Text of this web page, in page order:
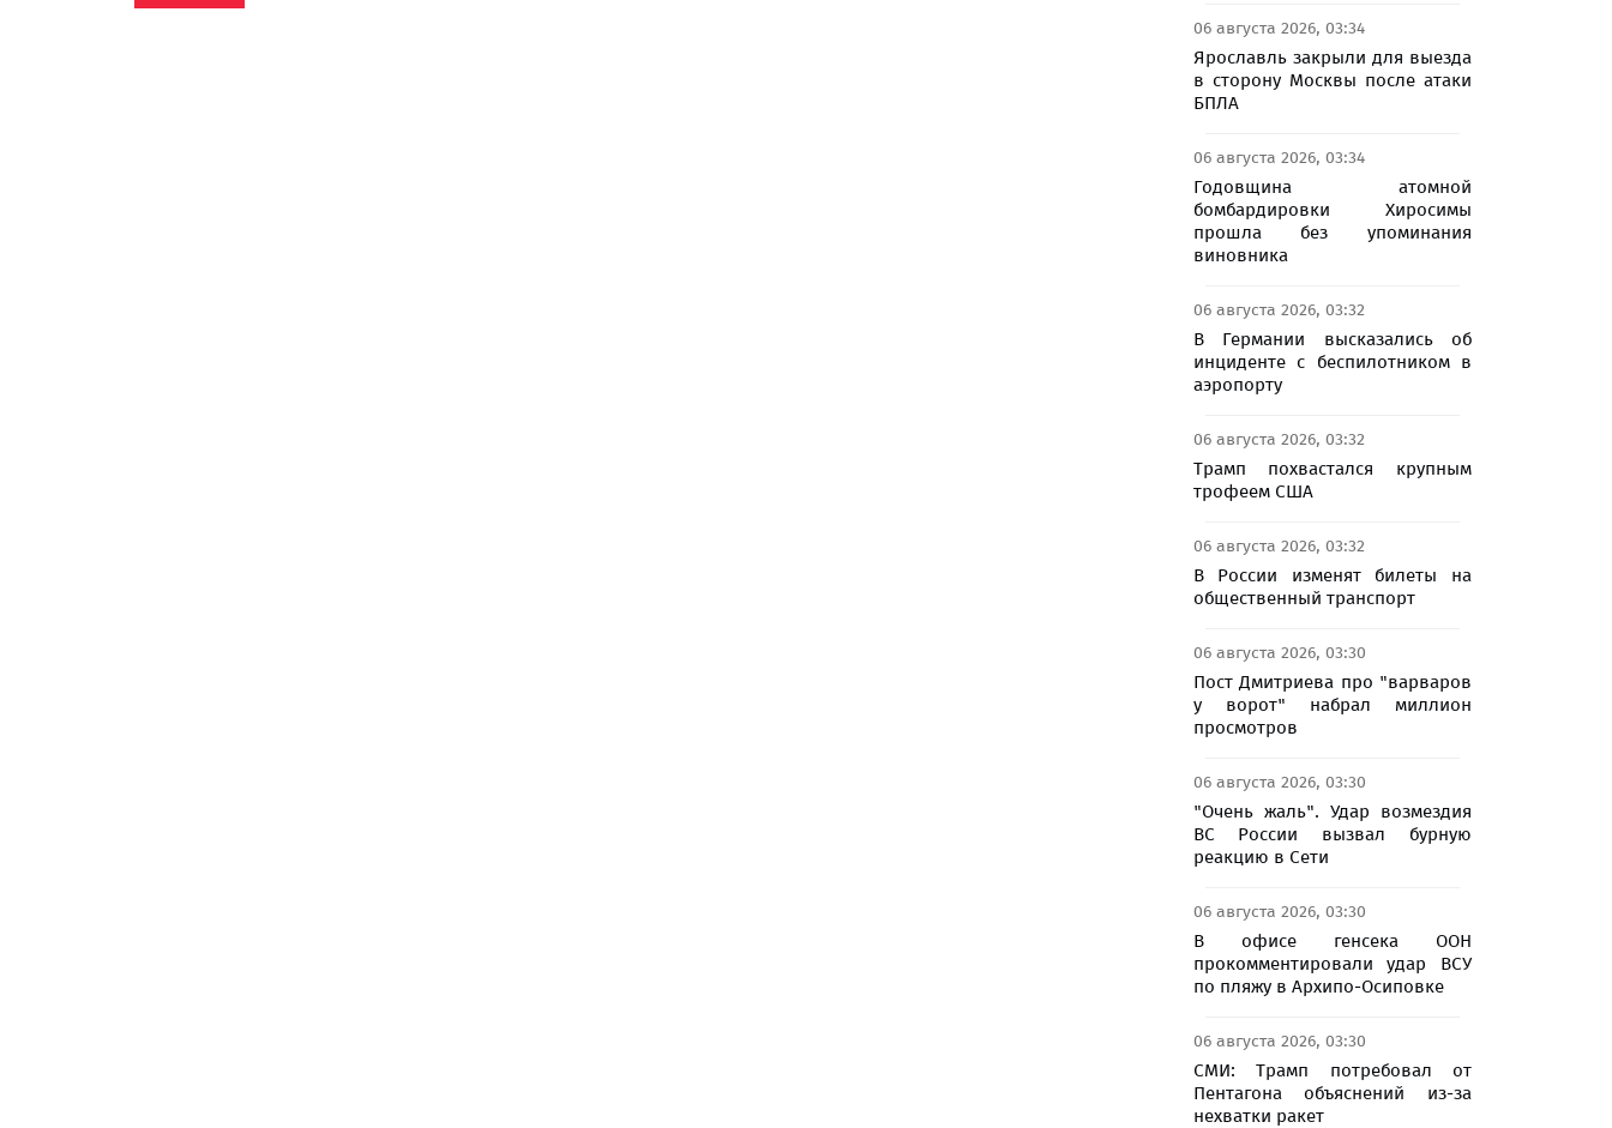
06 августа 2026, 03:34
Ярославль закрыли для выезда
в сторону Москвы после атаки
БПЛА
06 августа 2026, 03:34
Годовщина атомной
бомбардировки Хиросимы
прошла без упоминания
виновника
06 августа 2026, 03:32
В Германии высказались об
инциденте с беспилотником в
аэропорту
06 августа 2026, 03:32
Трамп похвастался крупным
трофеем США
06 августа 2026, 03:32
В России изменят билеты на
общественный транспорт
06 августа 2026, 03:30
Пост Дмитриева про "варваров
у ворот" набрал миллион
просмотров
06 августа 2026, 03:30
"Очень жаль". Удар возмездия
ВС России вызвал бурную
реакцию в Сети
06 августа 2026, 03:30
В офисе генсека ООН
прокомментировали удар ВСУ
по пляжу в Архипо-Осиповке
06 августа 2026, 03:30
СМИ: Трамп потребовал от
Пентагона объяснений из-за
нехватки ракет